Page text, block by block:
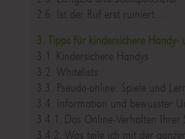
2.6. Ist der Ruf erst ruiniert …
3. Tipps für kindersichere Handy-
3.1. Kindersichere Handys
3.2. Whitelists
3.3. Pseudo-online: Spiele und
3.4. Information und bewusster
3.4.1. Das Online-Verhalten Ihrer
3.4.2. Was teile ich mit der